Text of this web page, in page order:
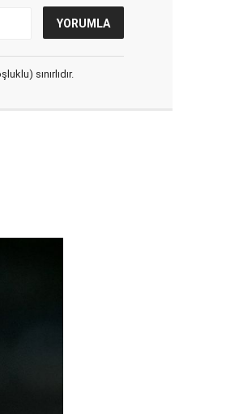
sınırlıdır.